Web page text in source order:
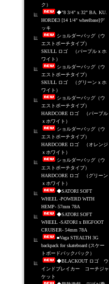
ク）
◆"8 3/4" x 32" BA. KU.
HORDE3 [14 1/4" wheelbase]デ
ッキ
ショルダーバッグ（ウ
エストポーチタイプ）
SKULL ロゴ （パープルｘホ
ワイト）
ショルダーバッグ（ウ
エストポーチタイプ）
SKULL ロゴ （グリーンｘホ
ワイト）
ショルダーバッグ（ウ
エストポーチタイプ）
HARDCORE ロゴ （パープル
ｘホワイト）
ショルダーバッグ（ウ
エストポーチタイプ）
HARDCORE ロゴ （オレンジ
ｘホワイト）
ショルダーバッグ（ウ
エストポーチタイプ）
HARDCORE ロゴ （グリーン
ｘホワイト）
◆SATORI SOFT
WHEEL -POWERD WITH
HEMP- 57mm 78A
◆SATORI SOFT
WHEEL -SATORI x BIGFOOT
CRUISER- 54mm 78A
■Vaga STEALTH 3G
backpack for skateboard (スケー
トボードバックパック）
◆BLACKOUT ロゴ ウ
インドブレイカー コーチジャ
ケット